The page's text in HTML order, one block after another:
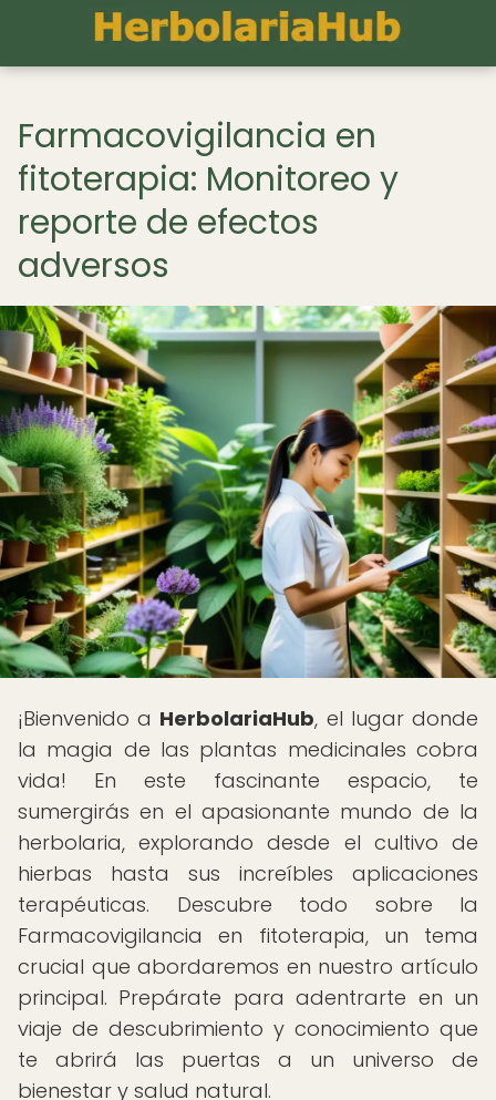
Farmacovigilancia en
fitoterapia: Monitoreo y
reporte de efectos
adversos
¡Bienvenido a HerbolariaHub, el lugar donde
la magia de las plantas medicinales cobra
vida! En este fascinante espacio, te
sumergirás en el apasionante mundo de la
herbolaria, explorando desde el cultivo de
hierbas hasta sus increíbles aplicaciones
terapéuticas. Descubre todo sobre la
Farmacovigilancia en fitoterapia, un tema
crucial que abordaremos en nuestro artículo
principal. Prepárate para adentrarte en un
viaje de descubrimiento y conocimiento que
te abrirá las puertas a un universo de
bienestar y salud natural.